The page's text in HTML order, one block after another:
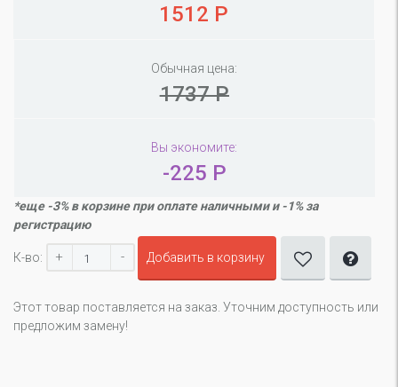
1512 Р
Обычная цена:
1737 Р
Вы экономите:
-225 Р
*еще -3% в корзине при оплате наличными и -1% за
регистрацию
К-во: + - Добавить в корзину
Этот товар поставляется на заказ. Уточним доступность или
предложим замену!